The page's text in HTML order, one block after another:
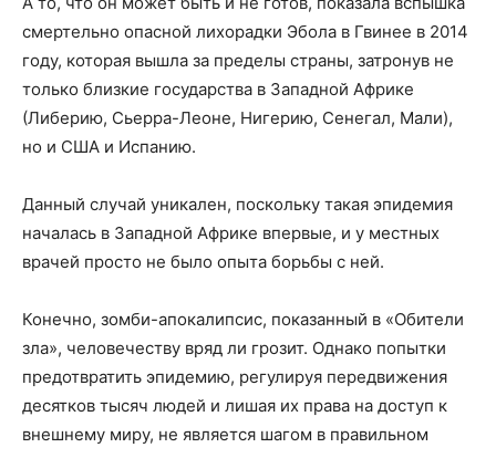
смертельно опасной лихорадки Эбола в Гвинее в 2014
году, которая вышла за пределы страны, затронув не
только близкие государства в Западной Африке
(Либерию, Сьерра-Леоне, Нигерию, Сенегал, Мали),
но и США и Испанию.
Данный случай уникален, поскольку такая эпидемия
началась в Западной Африке впервые, и у местных
врачей просто не было опыта борьбы с ней.
Конечно, зомби-апокалипсис, показанный в «Обители
зла», человечеству вряд ли грозит. Однако попытки
предотвратить эпидемию, регулируя передвижения
десятков тысяч людей и лишая их права на доступ к
внешнему миру, не является шагом в правильном